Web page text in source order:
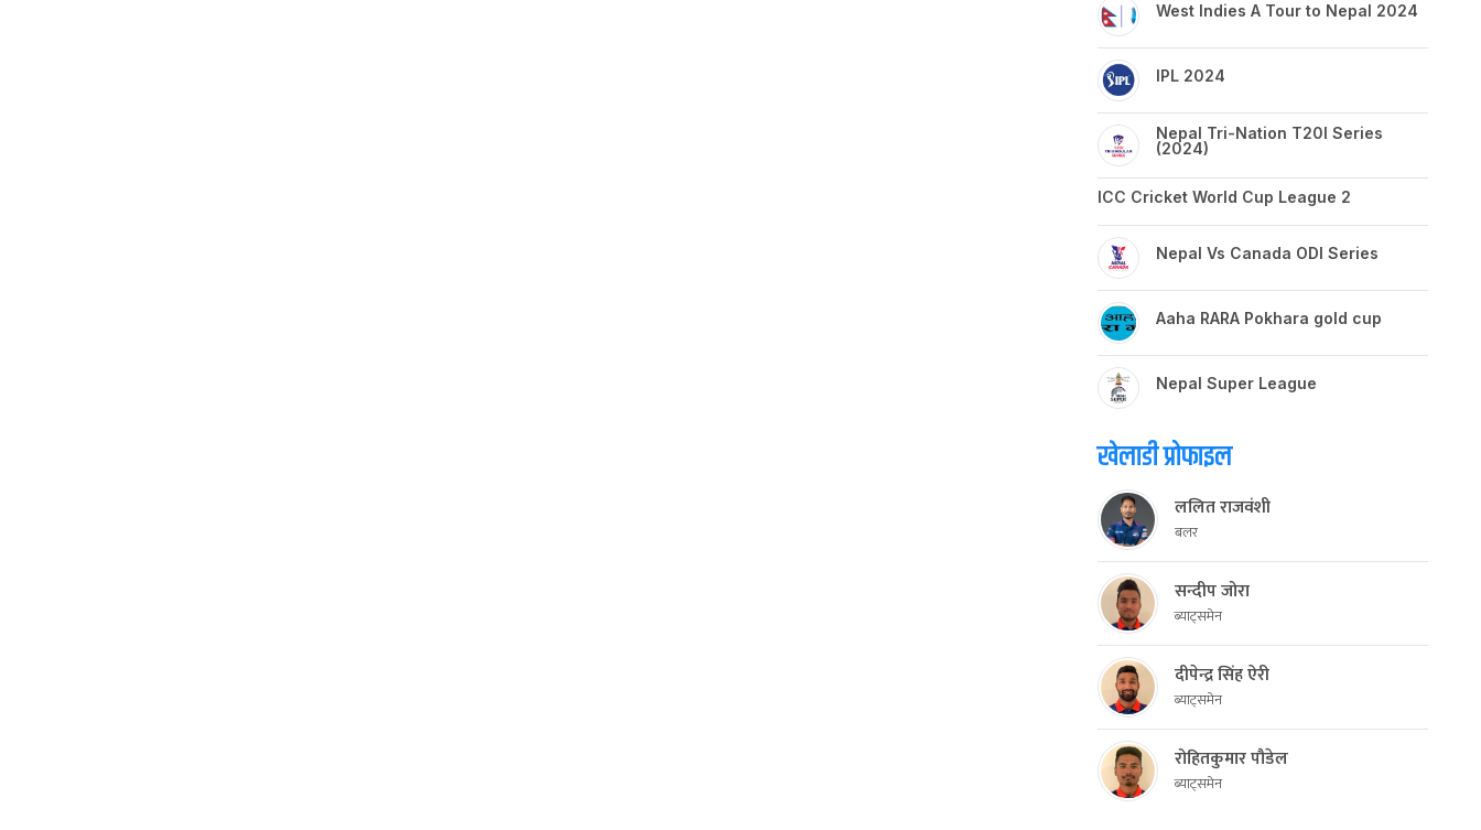
West Indies A Tour to Nepal 2024
IPL 2024
Nepal Tri-Nation T20I Series
(2024)
ICC Cricket World Cup League 2
Nepal Vs Canada ODI Series
Aaha RARA Pokhara gold cup
Nepal Super League
खेलाडी प्रोफाइल
ललित राजवंशी
बलर
सन्दीप जोरा
ब्याट्समेन
दीपेन्द्र सिंह ऐरी
ब्याट्समेन
रोहितकुमार पौडेल
ब्याट्समेन